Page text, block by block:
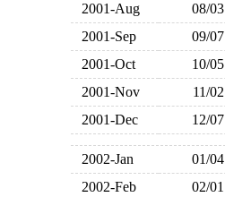
2001-Aug
08/03
2001-Sep
09/07
2001-Oct
10/05
2001-Nov
11/02
2001-Dec
12/07
2002-Jan 01/04
2002-Feb
02/01